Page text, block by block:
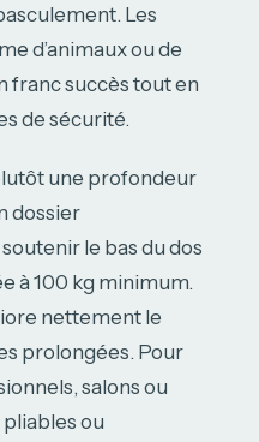
Les
d’animaux ou de
franc succès tout en
de sécurité.
une profondeur
dossier
le bas du dos
à 100 kg minimum.
nettement le
prolongées. Pour
salons ou
ou